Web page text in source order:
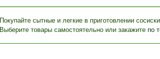
Покупайте сытные и легкие в приготовлении
Выберите товары самостоятельно или закажитепо